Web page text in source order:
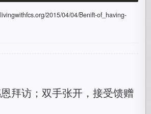
2015/04/04/Benift-of_having-
拜访；双手张开，接受馈赠